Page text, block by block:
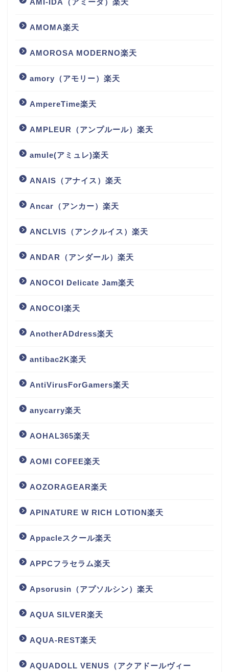
AMI-IDA（アミーダ）楽天
AMOMA楽天
AMOROSA MODERNO楽天
amory（アモリー）楽天
AmpereTime楽天
AMPLEUR（アンプルール）楽天
amule(アミュレ)楽天
ANAIS（アナイス）楽天
Ancar（アンカー）楽天
ANCLVIS（アンクルイス）楽天
ANDAR（アンダール）楽天
ANOCOI Delicate Jam楽天
ANOCOI楽天
AnotherADdress楽天
antibac2K楽天
AntiVirusForGamers楽天
anycarry楽天
AOHAL365楽天
AOMI COFEE楽天
AOZORAGEAR楽天
APINATURE W RICH LOTION楽天
Appacleスクール楽天
APPCフラセラム楽天
Apsorusin（アプソルシン）楽天
AQUA SILVER楽天
AQUA-REST楽天
AQUADOLL VENUS（アクアドールヴィー